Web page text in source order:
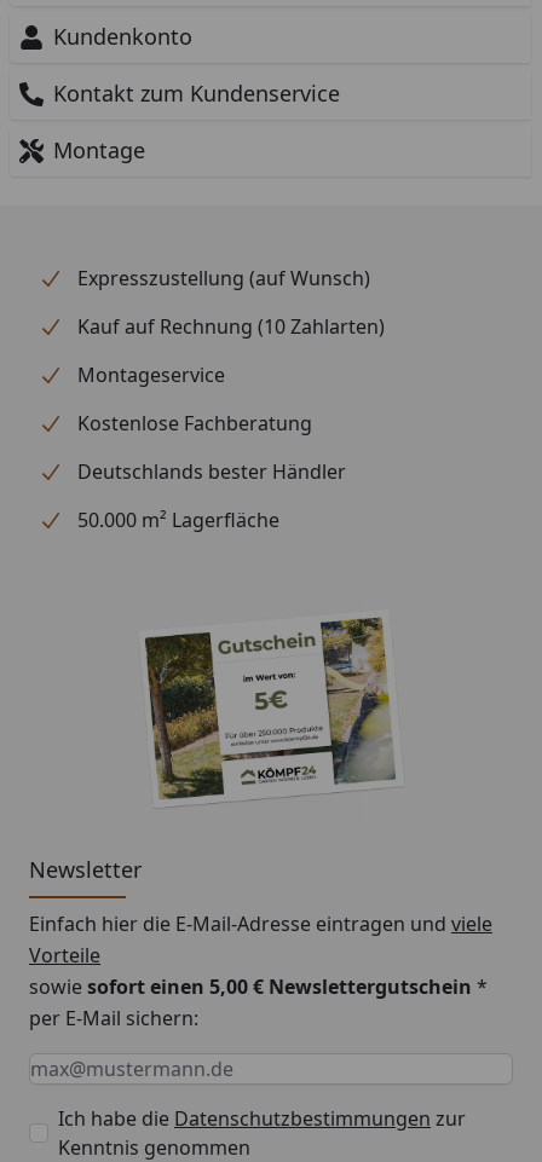
Kundenkonto
Kontakt zum Kundenservice
Montage
Expresszustellung (auf Wunsch)
Kauf auf Rechnung (10 Zahlarten)
Montageservice
Kostenlose Fachberatung
Deutschlands bester Händler
50.000 m² Lagerfläche
Newsletter
Einfach hier die E-Mail-Adresse eintragen und viele
Vorteile
sowiesofort einen 5,00 € Newslettergutschein *
per E-Mail sichern:
Keine Eingabe erforderlich
Eingabe erforderlich
E-Mail *
Ich habe die Datenschutzbestimmungen zur
Kenntnis genommen